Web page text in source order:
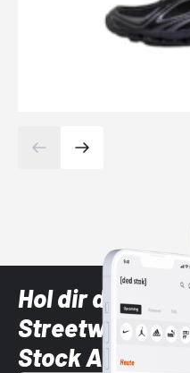
Hol dir die
Streetwear-
Stock App